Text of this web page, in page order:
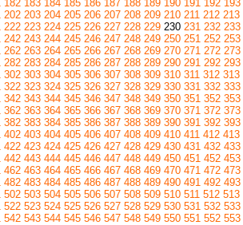
182 183 184 185 186 187 188 189 190 191 192 193
202 203 204 205 206 207 208 209 210 211 212 213
222 223 224 225 226 227 228 229230 231 232 233
242 243 244 245 246 247 248 249 250 251 252 253
262 263 264 265 266 267 268 269 270 271 272 273
282 283 284 285 286 287 288 289 290 291 292 293
302 303 304 305 306 307 308 309 310 311 312 313
322 323 324 325 326 327 328 329 330 331 332 333
342 343 344 345 346 347 348 349 350 351 352 353
362 363 364 365 366 367 368 369 370 371 372 373
382 383 384 385 386 387 388 389 390 391 392 393
402 403 404 405 406 407 408 409 410 411 412 413
422 423 424 425 426 427 428 429 430 431 432 433
442 443 444 445 446 447 448 449 450 451 452 453
462 463 464 465 466 467 468 469 470 471 472 473
482 483 484 485 486 487 488 489 490 491 492 493
502 503 504 505 506 507 508 509 510 511 512 513
522 523 524 525 526 527 528 529 530 531 532 533
542 543 544 545 546 547 548 549 550 551 552 553